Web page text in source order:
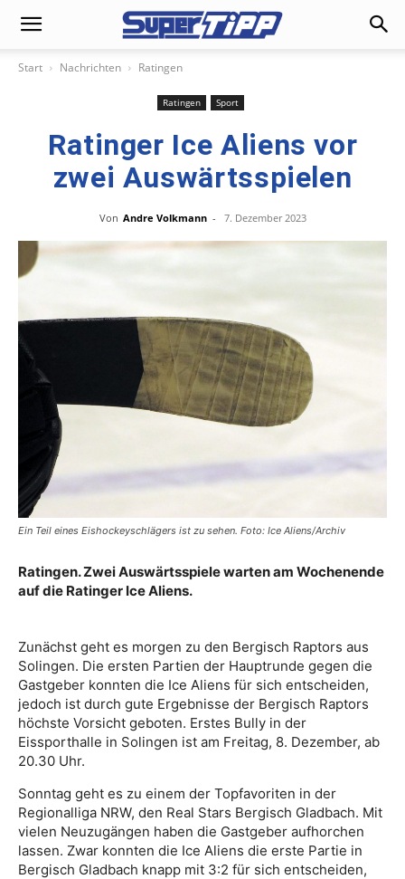
Start Nachrichten Ratingen
Ratingen Sport
Ratinger Ice Aliens vor
zwei Auswärtsspielen
Von Andre Volkmann - 7. Dezember 2023
Ein Teil eines Eishockeyschlägers ist zu sehen. Foto: Ice Aliens/Archiv
Ratingen. Zwei Auswärtsspiele warten am Wochenende
auf die Ratinger Ice Aliens.
Zunächst geht es morgen zu den Bergisch Raptors aus
Solingen. Die ersten Partien der Hauptrunde gegen die
Gastgeber konnten die Ice Aliens für sich entscheiden,
jedoch ist durch gute Ergebnisse der Bergisch Raptors
höchste Vorsicht geboten. Erstes Bully in der
Eissporthalle in Solingen ist am Freitag, 8. Dezember, ab
20.30 Uhr.
Sonntag geht es zu einem der Topfavoriten in der
Regionalliga NRW, den Real Stars Bergisch Gladbach. Mit
vielen Neuzugängen haben die Gastgeber aufhorchen
lassen. Zwar konnten die Ice Aliens die erste Partie in
Bergisch Gladbach knapp mit 3:2 für sich entscheiden,